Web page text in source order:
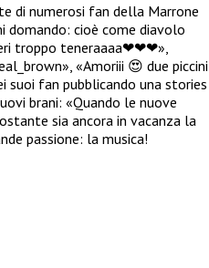
di numerosi fan della Marrone
domando: cioè come diavolo
troppo teneraaaa❤❤❤»,
», «Amoriii 😍 due piccini
suoi fan pubblicando una stories
brani: «Quando le nuove
sia ancora in vacanza la
passione: la musica!